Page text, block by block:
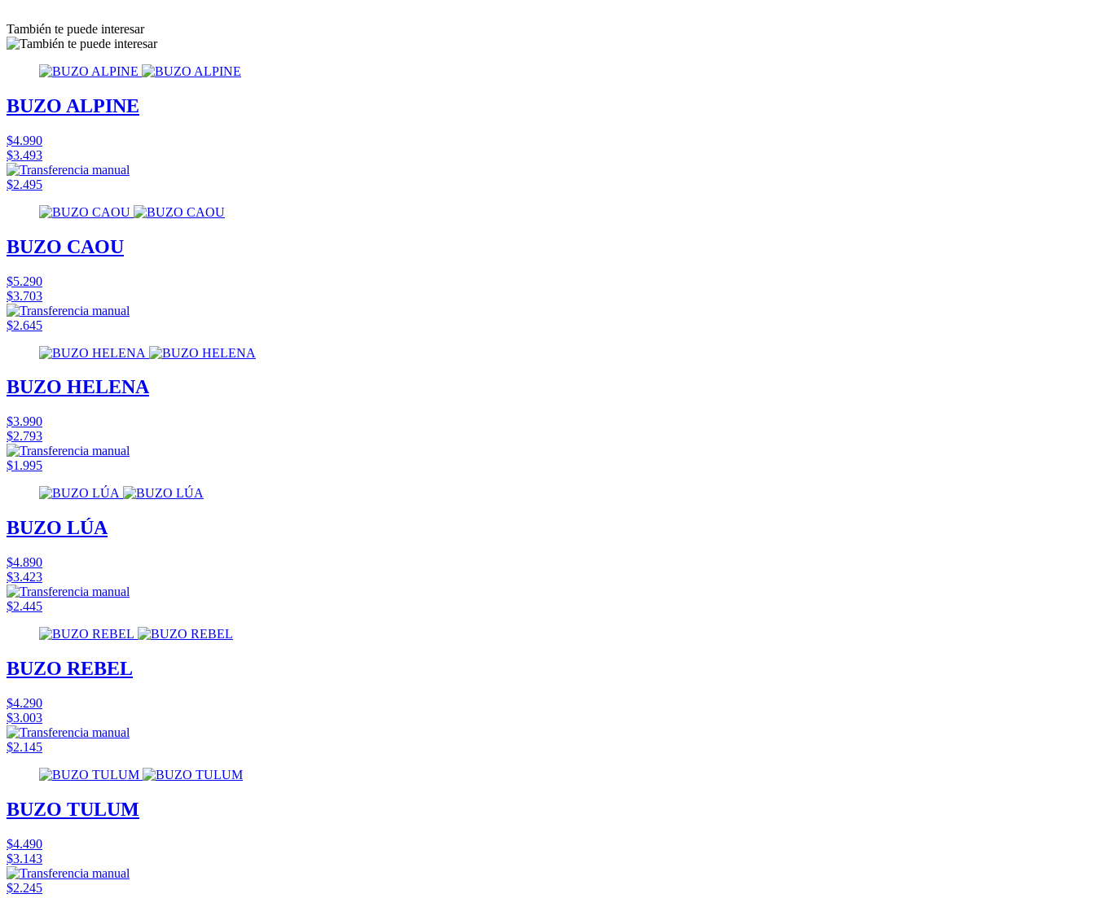
También te puede interesar
BUZO ALPINE
$4.990
$3.493
$2.495
BUZO CAOU
$5.290
$3.703
$2.645
BUZO HELENA
$3.990
$2.793
$1.995
BUZO LÚA
$4.890
$3.423
$2.445
BUZO REBEL
$4.290
$3.003
$2.145
BUZO TULUM
$4.490
$3.143
$2.245